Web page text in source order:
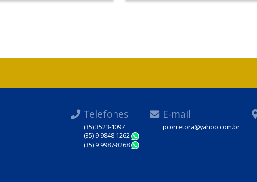
Telefones
(35) 3523-1097
(35) 9 9848-1262
(35) 9 9987-8268
E-mail
pcorretora@yahoo.com.br